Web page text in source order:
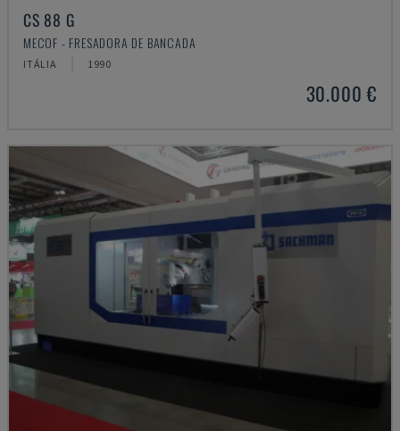
CS 88 G
MECOF - FRESADORA DE BANCADA
ITÁLIA 1990
30.000 €